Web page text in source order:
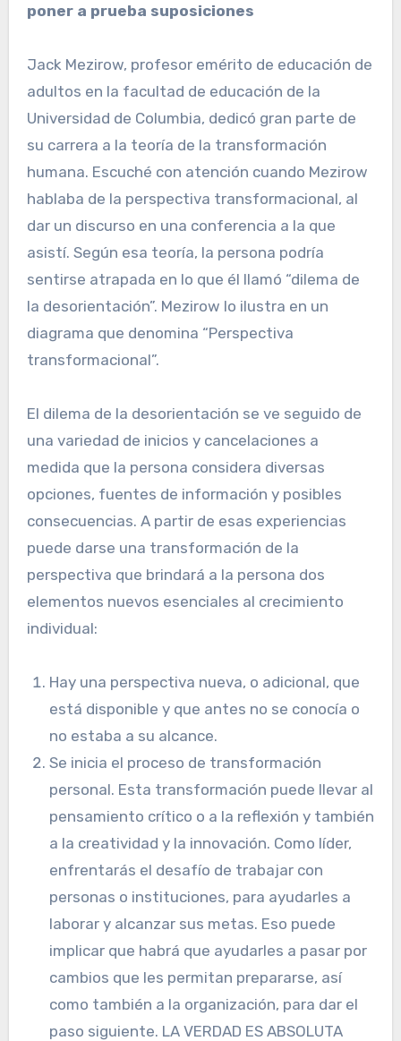
poner a prueba suposiciones
Jack Mezirow, profesor emérito de educación de
adultos en la facultad de educación de la
Universidad de Columbia, dedicó gran parte de
su carrera a la teoría de la transformación
humana. Escuché con atención cuando Mezirow
hablaba de la perspectiva transformacional, al
dar un discurso en una conferencia a la que
asistí. Según esa teoría, la persona podría
sentirse atrapada en lo que él llamó “dilema de
la desorientación”. Mezirow lo ilustra en un
diagrama que denomina “Perspectiva
transformacional”.
El dilema de la desorientación se ve seguido de
una variedad de inicios y cancelaciones a
medida que la persona considera diversas
opciones, fuentes de información y posibles
consecuencias. A partir de esas experiencias
puede darse una transformación de la
perspectiva que brindará a la persona dos
elementos nuevos esenciales al crecimiento
individual:
Hay una perspectiva nueva, o adicional, que
está disponible y que antes no se conocía o
no estaba a su alcance.
Se inicia el proceso de transformación
personal. Esta transformación puede llevar al
pensamiento crítico o a la reflexión y también
a la creatividad y la innovación. Como líder,
enfrentarás el desafío de trabajar con
personas o instituciones, para ayudarles a
laborar y alcanzar sus metas. Eso puede
implicar que habrá que ayudarles a pasar por
cambios que les permitan prepararse, así
como también a la organización, para dar el
paso siguiente. LA VERDAD ES ABSOLUTA